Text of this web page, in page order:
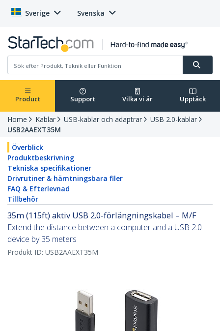
Sverige Svenska
Product Support Vilka vi är Upptäck
Home Kablar USB-kablar och adaptrar
USB 2.0-kablar
USB2AAEXT35M
Överblick
Produktbeskrivning
Tekniska specifikationer
Drivrutiner & hämtningsbara filer
FAQ & Efterlevnad
Tillbehör
35m (115ft) aktiv USB 2.0-förlängningskabel – M/F
Extend the distance between a computer and a USB 2.0
device by 35 meters
Produkt ID: USB2AAEXT35M